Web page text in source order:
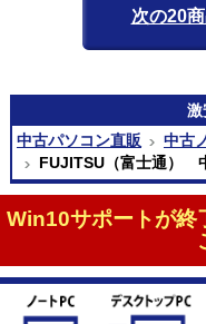
次の20
激
中古パソコン直販
中古
FUJITSU（富士通）
Win10サポートが終